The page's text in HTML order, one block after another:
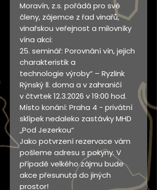
Moravín, z.s. pořádá pro své
členy, zájemce z řad vinařů,
vinařskou veřejnost a milovníky
vína akci:
25. seminář: Porovnání vín, jejich
charakteristik a
technologie výroby“ – Ryzlink
Rýnský ll. doma a v zahraničí
v čtvrtek 12.3.2026 v 19:00 hod.
Místo konání: Praha 4 - privátní
sklípek nedaleko zastávky MHD
„Pod Jezerkou“
Jako potvrzení rezervace vám
pošleme adresu s pokyny. V
případě velkého zájmu bude
akce přesunuta do jiných
prostor!